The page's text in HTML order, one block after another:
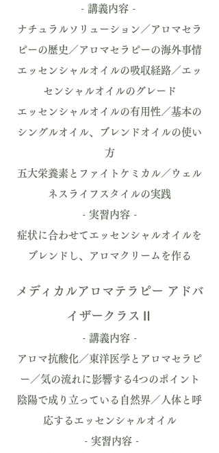
- 講義内容 -
ナチュラルソリューション／アロマセラ
ピーの歴史／アロマセラピーの海外事情
エッセンシャルオイルの吸収経路／エッ
センシャルオイルのグレード
エッセンシャルオイルの有用性／基本の
シングルオイル、ブレンドオイルの使い
方
五大栄養素とファイトケミカル／ウェル
ネスライフスタイルの実践​
- 実習内容 -
症状に合わせてエッセンシャルオイルを
ブレンドし、アロマクリームを作る
メディカルアロマテラピー アドバ
イザークラスⅡ
- 講義内容 -
アロマ抗酸化／東洋医学とアロマセラピ
ー／気の流れに影響する4つのポイント
陰陽で成り立っている自然界／人体と呼
応するエッセンシャルオイル
- 実習内容 -